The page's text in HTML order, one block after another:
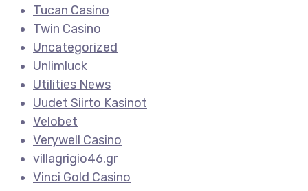
Tucan Casino
Twin Casino
Uncategorized
Unlimluck
Utilities News
Uudet Siirto Kasinot
Velobet
Verywell Casino
villagrigio46.gr
Vinci Gold Casino